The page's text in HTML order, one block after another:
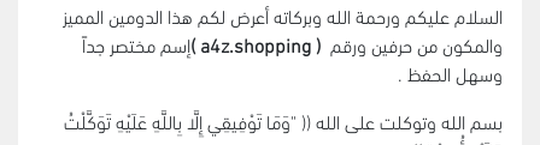
السلام عليكم ورحمة الله وبركاته أعرض لكم هذا الدومين المميز
والمكون من حرفين ورقم ( a4z.shopping )
إسم مختصر جداً
وسهل الحفظ .
بسم الله وتوكلت على الله (( "وَمَا تَوْفِيقِي إِلَّا بِاللَّهِ عَلَيْهِ تَوَكَّلْتُ